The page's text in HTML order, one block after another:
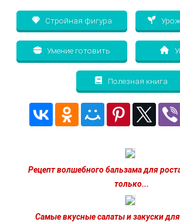
Стройная фигура
Умение готовить
Полезная книга
Рецепт волшебного бальзама для
только...
Самые вкусные салаты и закуски